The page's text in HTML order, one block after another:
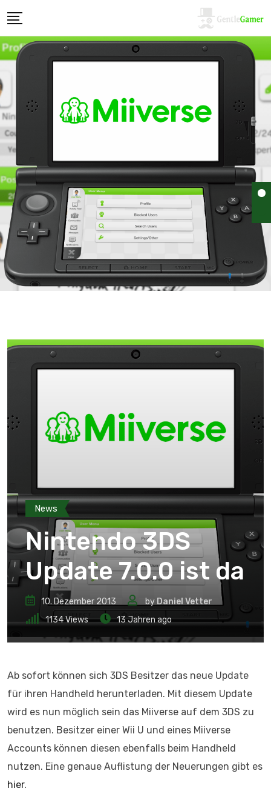
News
Nintendo 3DS
Update 7.0.0 ist da
10. Dezember 2013 by Daniel Vetter
1134Views 13 Jahren ago
Ab sofort können sich 3DS Besitzer das neue Update
für ihren Handheld herunterladen. Mit diesem Update
wird es nun möglich sein das Miiverse auf dem 3DS zu
benutzen. Besitzer einer Wii U und eines Miiverse
Accounts können diesen ebenfalls beim Handheld
nutzen. Eine genaue Auflistung der Neuerungen gibt es
hier.